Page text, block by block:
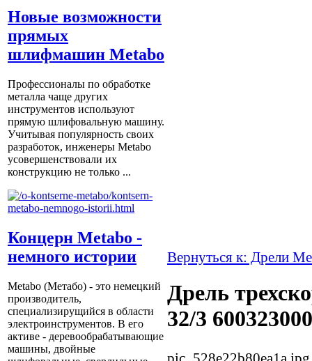
Новые возможности
прямых
шлифмашин Metabo
Профессионалы по обработке
металла чаще других
инструментов используют
прямую шлифовальную машину.
Учитывая популярность своих
разработок, инженеры Metabo
усовершенствовали их
конструкцию не только ...
Концерн Metabo -
немного истории
Metabo (Метабо) - это немецкий
производитель,
специализирущийся в области
электроинструментов. В его
активе - деревообрабатывающие
машины, двойные
Вернуться к: Дрели
Дрель
32/3 600323000